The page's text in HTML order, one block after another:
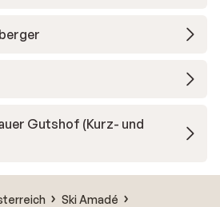
Gutshof (Kurz- und
Ski Amadé